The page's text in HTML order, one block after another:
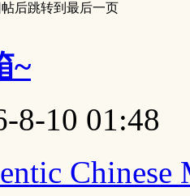
帖后跳转到最后一页
~
8-10 01:48